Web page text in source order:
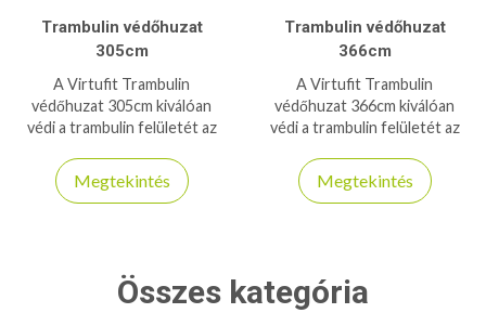
Trambulin védőhuzat
305cm
A Virtufit Trambulin
védőhuzat 305cm kiválóan
védi a trambulin felületét az
biztosítva a hosszú
élettartamot és esztétikus
Megtekintés
Trambulin védőhuzat
366cm
A Virtufit Trambulin
védőhuzat 366cm kiválóan
védi a trambulin felületét az
biztosítva a hosszú
élettartamot és esztétikus
Megtekintés
Összes kategória